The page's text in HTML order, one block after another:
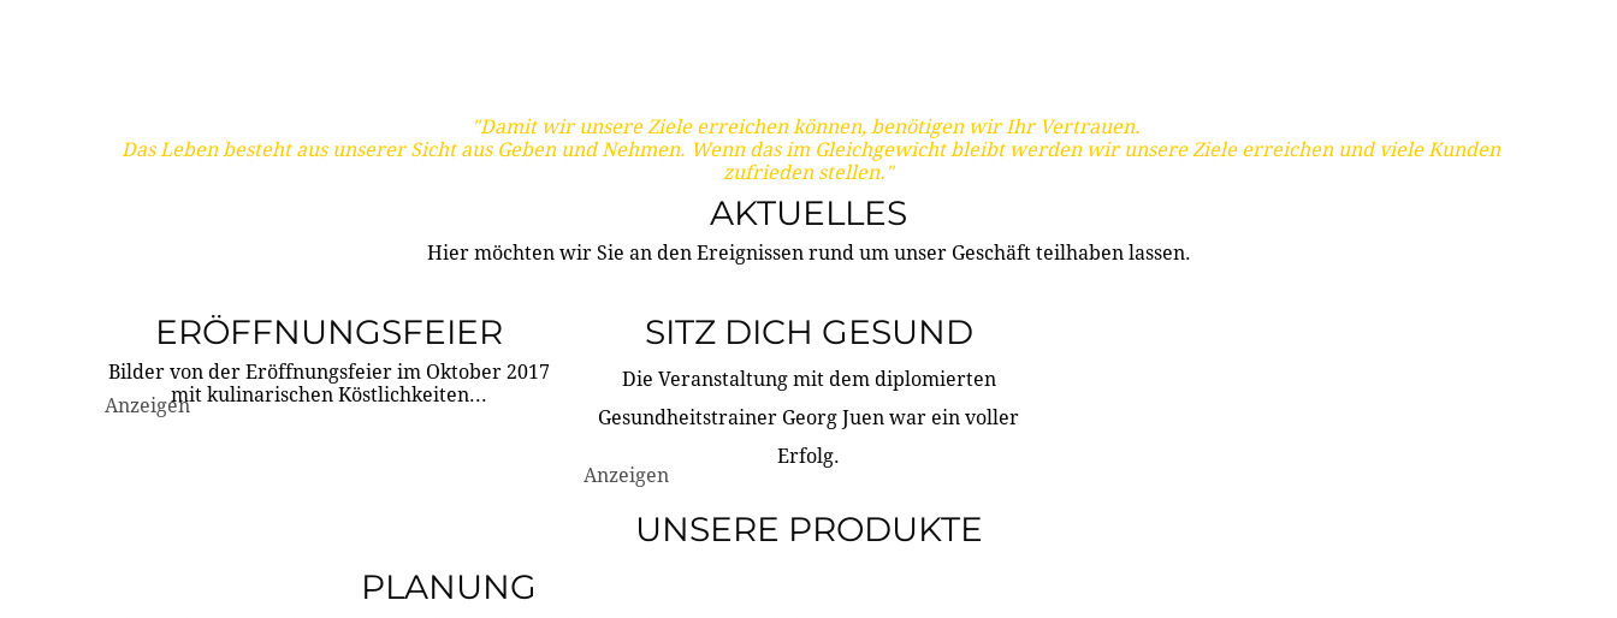
"Damit wir unsere Ziele erreichen können, benötigen wir Ihr Vertrauen.
Das Leben besteht aus unserer Sicht aus Geben und Nehmen. Wenn das im Gleichgewicht bleibt werden wir unsere Ziele erreichen und viele Kunden
zufrieden stellen."
AKTUELLES
Hier möchten wir Sie an den Ereignissen rund um unser Geschäft teilhaben lassen.
ERÖFFNUNGSFEIER
Bilder von der Eröffnungsfeier im Oktober 2017
mit kulinarischen Köstlichkeiten...
Anzeigen
SITZ DICH GESUND
Die Veranstaltung mit dem diplomierten
Gesundheitstrainer Georg Juen war ein voller
Erfolg.
Anzeigen
UNSERE PRODUKTE
PLANUNG